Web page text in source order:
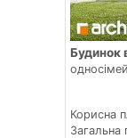
Будинок
Корисна
Загальна